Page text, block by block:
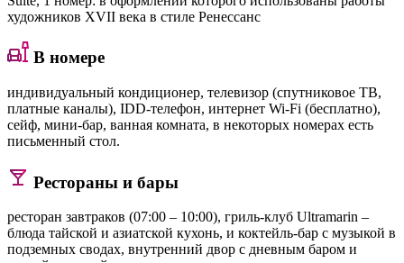
художников XVII века в стиле Ренессанс
В номере
индивидуальный кондиционер, телевизор (спутниковое ТВ,
платные каналы), IDD-телефон, интернет Wi-Fi (бесплатно),
сейф, мини-бар, ванная комната, в некоторых номерах есть
письменный стол.
Рестораны и бары
ресторан завтраков (07:00 – 10:00), гриль-клуб Ultramarin –
блюда тайской и азиатской кухонь, и коктейль-бар с музыкой в
подземных сводах, внутренний двор с дневным баром и